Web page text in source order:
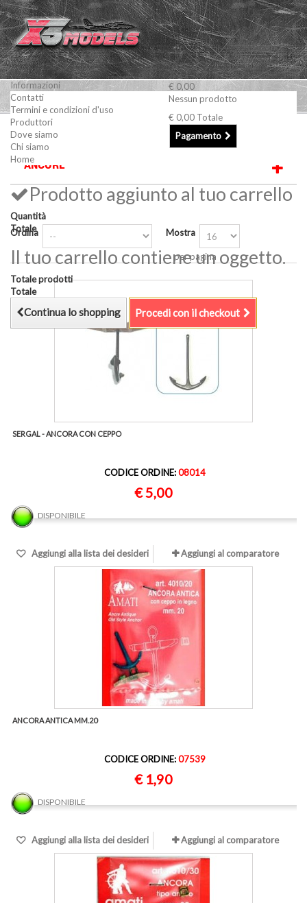
Informazioni
Contatti
Termini e condizioni d'uso
Produttori
Dove siamo
Chi siamo
Home
€ 0,00
Nessun prodotto
€ 0,00 Totale
Pagamento
Prodotto aggiunto al tuo carrello
Quantità
Totale
Il tuo carrello contiene un oggetto.
Totale prodotti
Totale
Continua lo shopping Procedi con il checkout
Minuterie e accessori
ANCORE
Ordina Mostra
per pagina
SERGAL - ANCORA CON CEPPO
CODICE ORDINE:08014
€ 5,00
DISPONIBILE
Aggiungi alla lista dei desideri Aggiungi al comparatore
ANCORA ANTICA MM.20
CODICE ORDINE:07539
€ 1,90
DISPONIBILE
Aggiungi alla lista dei desideri Aggiungi al comparatore